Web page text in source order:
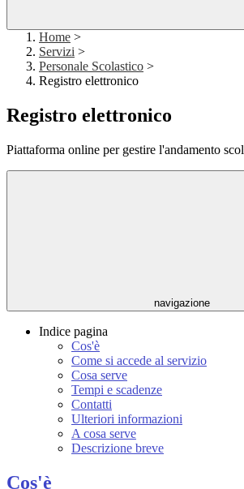
Home >
Servizi >
Personale Scolastico >
Registro elettronico
Registro elettronico
Piattaforma online per gestire l'andamento
navigazione
Indice pagina
Cos'è
Come si accede al servizio
Cosa serve
Tempi e scadenze
Contatti
Ulteriori informazioni
A cosa serve
Descrizione breve
Cos'è